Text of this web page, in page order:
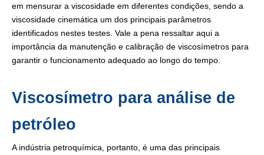
em mensurar a viscosidade em diferentes condições, sendo a
viscosidade cinemática um dos principais parâmetros
identificados nestes testes. Vale a pena ressaltar aqui a
importância da manutenção e calibração de viscosímetros para
garantir o funcionamento adequado ao longo do tempo.
Viscosímetro para análise de
petróleo
A indústria petroquímica, portanto, é uma das principais